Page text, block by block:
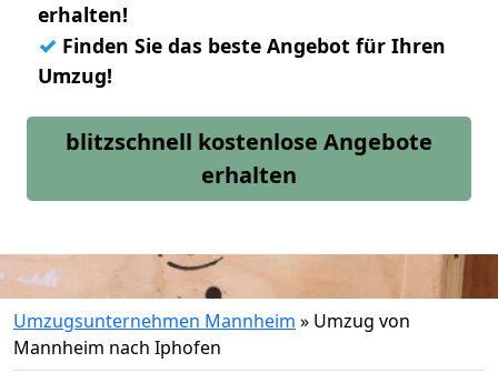
erhalten!
✓ Finden Sie das beste Angebot für Ihren
Umzug!
blitzschnell kostenlose Angebote
erhalten
Umzugsunternehmen Mannheim » Umzug von
Mannheim nach Iphofen